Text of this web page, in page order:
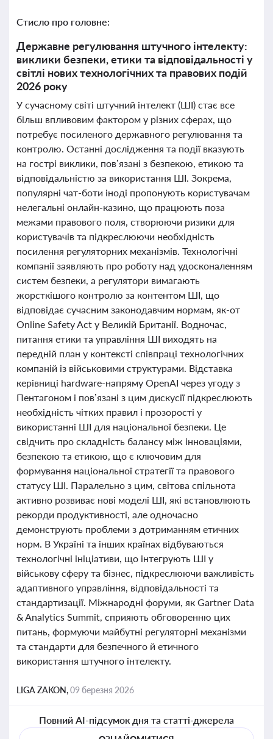
Стисло про головне:
Державне регулювання штучного інтелекту:
виклики безпеки, етики та відповідальності у
світлі нових технологічних та правових подій
2026 року
У сучасному світі штучний інтелект (ШІ) стає все
більш впливовим фактором у різних сферах, що
потребує посиленого державного регулювання та
контролю. Останні дослідження та події вказують
на гострі виклики, пов’язані з безпекою, етикою та
відповідальністю за використання ШІ. Зокрема,
популярні чат-боти іноді пропонують користувачам
нелегальні онлайн-казино, що працюють поза
межами правового поля, створюючи ризики для
користувачів та підкреслюючи необхідність
посилення регуляторних механізмів. Технологічні
компанії заявляють про роботу над удосконаленням
систем безпеки, а регулятори вимагають
жорсткішого контролю за контентом ШІ, що
відповідає сучасним законодавчим нормам, як-от
Online Safety Act у Великій Британії. Водночас,
питання етики та управління ШІ виходять на
передній план у контексті співпраці технологічних
компаній із військовими структурами. Відставка
керівниці hardware-напряму OpenAI через угоду з
Пентагоном і пов’язані з цим дискусії підкреслюють
необхідність чітких правил і прозорості у
використанні ШІ для національної безпеки. Це
свідчить про складність балансу між інноваціями,
безпекою та етикою, що є ключовим для
формування національної стратегії та правового
статусу ШІ. Паралельно з цим, світова спільнота
активно розвиває нові моделі ШІ, які встановлюють
рекорди продуктивності, але одночасно
демонструють проблеми з дотриманням етичних
норм. В Україні та інших країнах відбуваються
технологічні ініціативи, що інтегрують ШІ у
військову сферу та бізнес, підкреслюючи важливість
адаптивного управління, відповідальності та
стандартизації. Міжнародні форуми, як Gartner Data
& Analytics Summit, сприяють обговоренню цих
питань, формуючи майбутні регуляторні механізми
та стандарти для безпечного й етичного
використання штучного інтелекту.
LIGA ZAKON,09 березня 2026
Повний AI-підсумок дня та статті-джерела